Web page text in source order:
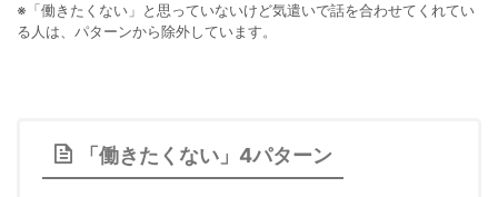
※「働きたくない」と思っていないけど気遣いで話を合わせてくれてい
る人は、パターンから除外しています。
「働きたくない」4パターン